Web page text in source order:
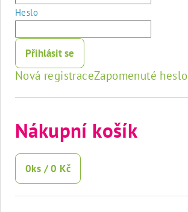
Heslo
Přihlásit se
Nová registraceZapomenuté heslo
Nákupní košík
0ks /0 Kč